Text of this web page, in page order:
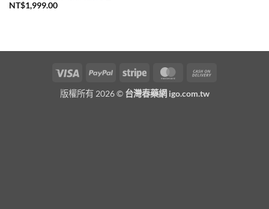
NT$1,999.00
Visa PayPal Stripe MasterCard
版權所有 2026 © 台灣春藥網 igo.com.tw